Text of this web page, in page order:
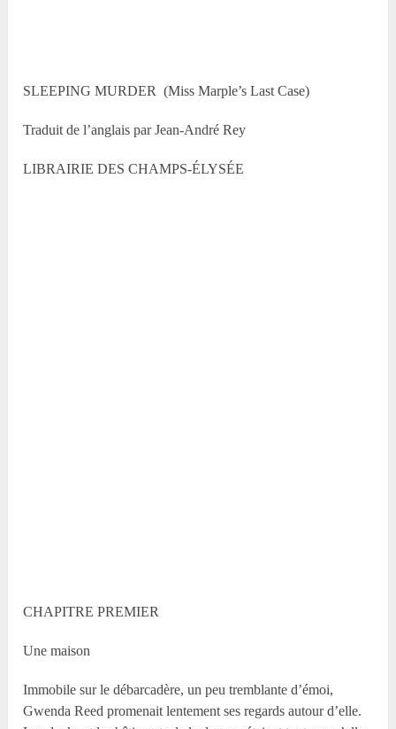
SLEEPING MURDER (Miss Marple’s Last Case)
Traduit de l’anglais par Jean-André Rey
LIBRAIRIE DES CHAMPS-ÉLYSÉE
CHAPITRE PREMIER
Une maison
Immobile sur le débarcadère, un peu tremblante d’émoi,
Gwenda Reed promenait lentement ses regards autour d’elle.